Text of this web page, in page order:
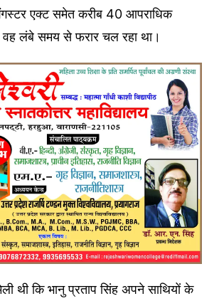
एक्ट समेत करीब 40 आपराधिक
लंबे समय से फरार चल रहा था।
थी कि भानु प्रताप सिंह अपने साथियों के